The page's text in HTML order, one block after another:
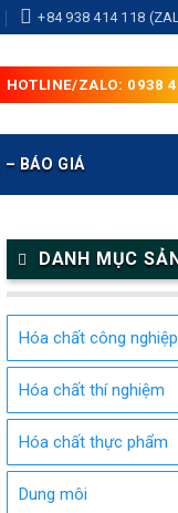
+84 938 414 118
HOTLINE/ZALO: 0938
– BÁO GIÁ
DANH MỤC
Hóa chất công nghiệp
Hóa chất thí nghiệm
Hóa chất thực phẩm
Dung môi